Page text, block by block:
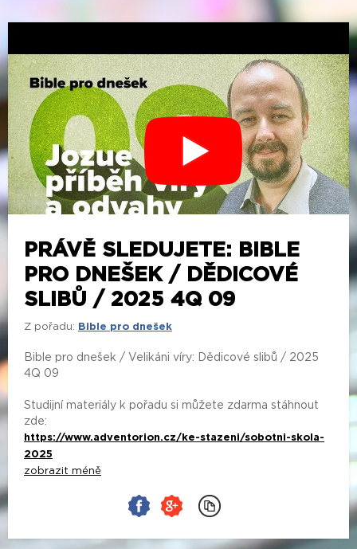
PRÁVĚ SLEDUJETE: BIBLE
PRO DNEŠEK / DĚDICOVÉ
SLIBŮ / 2025 4Q 09
Z pořadu: Bible pro dnešek
Bible pro dnešek / Velikáni víry: Dědicové slibů / 2025
4Q 09
Studijní materiály k pořadu si můžete zdarma stáhnout
zde:
https://www.adventorion.cz/ke-stazeni/sobotni-skola-
2025
zobrazit méně